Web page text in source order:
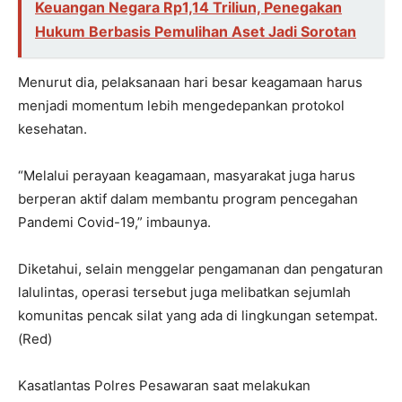
Keuangan Negara Rp1,14 Triliun, Penegakan
Hukum Berbasis Pemulihan Aset Jadi Sorotan
Menurut dia, pelaksanaan hari besar keagamaan harus
menjadi momentum lebih mengedepankan protokol
kesehatan.
“Melalui perayaan keagamaan, masyarakat juga harus
berperan aktif dalam membantu program pencegahan
Pandemi Covid-19,” imbaunya.
Diketahui, selain menggelar pengamanan dan pengaturan
lalulintas, operasi tersebut juga melibatkan sejumlah
komunitas pencak silat yang ada di lingkungan setempat.
(Red)
Kasatlantas Polres Pesawaran saat melakukan